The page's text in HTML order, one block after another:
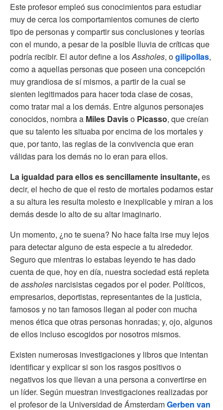
Este profesor empleó sus conocimientos para estudiar
muy de cerca los comportamientos comunes de cierto
tipo de personas y compartir sus conclusiones y teorías
con el mundo, a pesar de la posible lluvia de críticas que
podría recibir. El autor define a losAssholes, ogilipollas,
como a aquellas personas que poseen una concepción
muy grandiosa de sí mismos, a partir de la cual se
sienten legitimados para hacer toda clase de cosas,
como tratar mal a los demás. Entre algunos personajes
conocidos, nombra a Miles Daviso Picasso, que creían
que su talento les situaba por encima de los mortales y
que, por tanto, las reglas de la convivencia que eran
válidas para los demás no lo eran para ellos.
La igualdad para ellos es sencillamente insultante,es
decir, el hecho de que el resto de mortales podamos estar
a su altura les resulta molesto e inexplicable y miran a los
demás desde lo alto de su altar imaginario.
Un momento, ¿no te suena? No hace falta irse muy lejos
para detectar alguno de esta especie a tu alrededor.
Seguro que mientras lo estabas leyendo te has dado
cuenta de que, hoy en día, nuestra sociedad está repleta
deassholes narcisistas cegados por el poder. Políticos,
empresarios, deportistas, representantes de la justicia,
famosos y no tan famosos llegan al poder con mucha
menos ética que otras personas honradas; y, ojo, algunos
de ellos incluso escogidos por nosotros mismos.
Existen numerosas investigaciones y libros que intentan
identificar y explicar si son los rasgos positivos o
negativos los que llevan a una persona a convertirse en
un líder. Según muestran investigaciones realizadas por
el profesor de la Universidad de ÁmsterdamGerben van